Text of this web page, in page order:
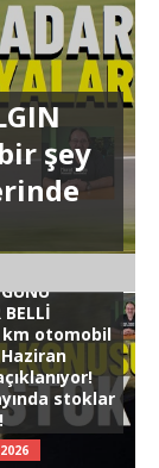
şey
BELLİ
km otomobil
stoklar